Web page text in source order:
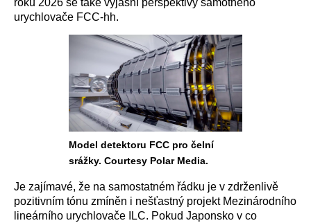
urychlovače FCC-hh.
Model detektoru FCC pro čelní
srážky. Courtesy Polar Media.
Je zajímavé, že na samostatném řádku je v zdrženlivě
pozitivním tónu zmíněn i nešťastný projekt Mezinárodního
lineárního urychlovače ILC. Pokud Japonsko v co